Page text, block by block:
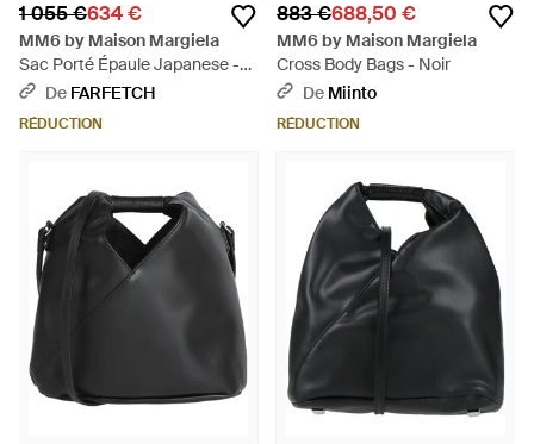
1 055 €634 €
MM6 by Maison Margiela
Sac Porté Épaule Japanese -
Marron
De FARFETCH
RÉDUCTION
883 €688,50 €
MM6 by Maison Margiela
Cross Body Bags - Noir
De Miinto
RÉDUCTION